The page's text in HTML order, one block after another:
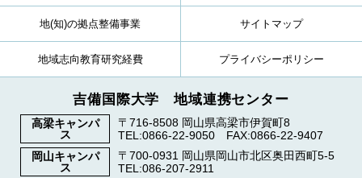
地(知)の拠点整備事業
地域志向教育研究経費
サイトマップ
プライバシーポリシー
吉備国際大学 地域連携センター
高梁キャンパ
ス
〒716-8508 岡山県高梁市伊賀町8
TEL:0866-22-9050 FAX:0866-22-9407
岡山キャンパ
ス
〒700-0931 岡山県岡山市北区奥田西町5-5
TEL:086-207-2911